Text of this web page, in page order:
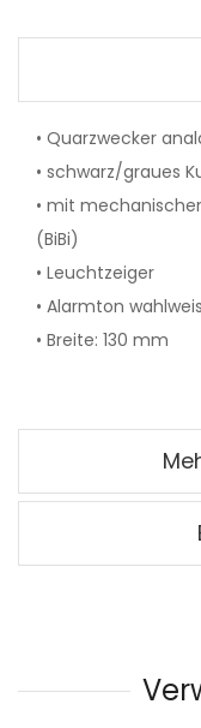
• Quarzwecker
• schwarz/graues
• mit
(BiBi)
• Leuchtzeiger
• Alarmton
• Breite: 130 mm